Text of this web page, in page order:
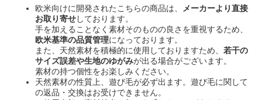
欧米向けに開発されたこちらの商品は、 メーカーより直接
お取り寄せしております。
手を加えることなく素材そのものの良さを重視するため、
欧米基準の品質管理になっております。
また、天然素材を積極的に使用しておりますため、 若干の
サイズ誤差や生地のゆがみが出る場合がございます。
素材の持つ個性をお楽しみください。
天然素材の性質上、遊び毛が必ず出ます。遊び毛に関して
の返品・交換はお受けできません。